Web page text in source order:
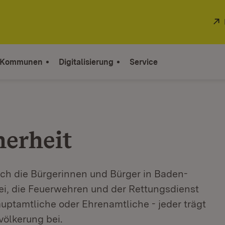
Digitalisierung Service
die Bürgerinnen und Bürger in Baden-
die Feuerwehren und der Rettungsdienst
oder Ehrenamtliche - jeder trägt
bei.